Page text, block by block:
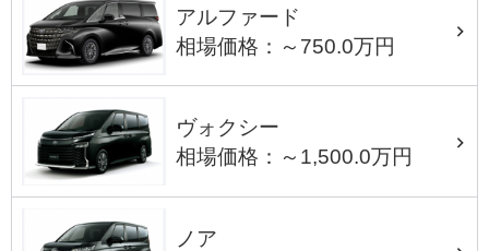
アルファード
相場価格：～750.0万円
ヴォクシー
相場価格：～1,500.0万円
ノア